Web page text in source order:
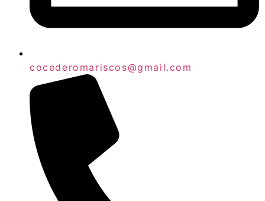
cocederomariscos@gmail.com